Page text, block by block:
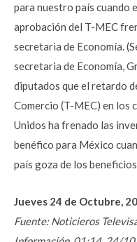
para nuestro país cuando
aprobación del T-MEC
secretaria de Economía.
secretaria de Economía,
diputados que el retardo
Comercio (T-MEC) en los
Unidos ha frenado las
benéfico para México
país goza de los
Jueves 24 de Octubre,
Fuente: Noticieros